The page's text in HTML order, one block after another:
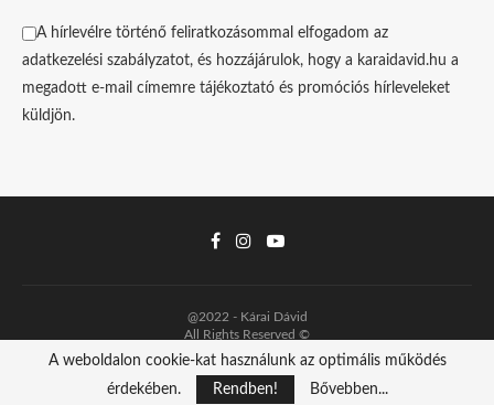
A hírlevélre történő feliratkozásommal elfogadom az
adatkezelési szabályzatot, és hozzájárulok, hogy a karaidavid.hu a
megadott e-mail címemre tájékoztató és promóciós hírleveleket
küldjön.
@2022 - Kárai Dávid
All Rights Reserved ©
A TETEJÉRE
A weboldalon cookie-kat használunk az optimális működés
érdekében.
Rendben! Bővebben...